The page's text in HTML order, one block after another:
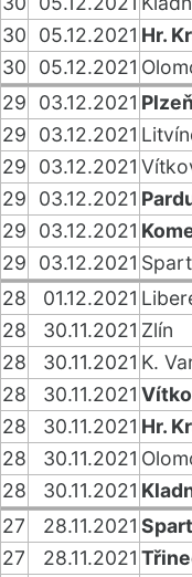
30
05.12.2021 Hr.
30
05.12.2021
29
03.12.2021 Plzeň
29
03.12.2021
29
03.12.2021
29
03.12.2021
29
03.12.2021
29
03.12.2021
28
01.12.2021
28
30.11.2021 Zlín
28
30.11.2021 K.
28
30.11.2021
28
30.11.2021 Hr.
28
30.11.2021
28
30.11.2021
27
28.11.2021
27
28.11.2021